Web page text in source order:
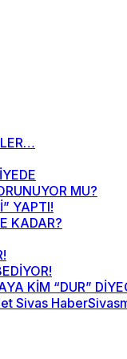
MU?
YAPTI!
KADAR?
KİM “DUR”